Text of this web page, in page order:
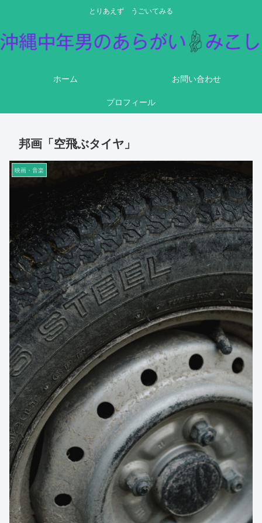
とりあえず うごいてみる
ホーム
お問い合わせ
プロフィール
邦画「空飛ぶタイヤ」
映画・音楽